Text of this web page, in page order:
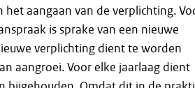
aangaan van de verplichting.
is sprake van een nieuwe
verplichting dient te worden
aangroei. Voor elke jaarlaag dient